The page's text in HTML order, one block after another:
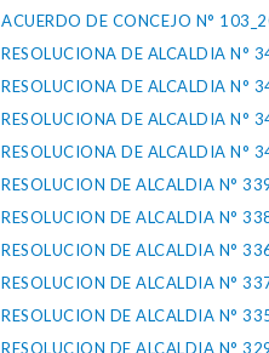
ACUERDO DE CONCEJO N°
RESOLUCIONA DE ALCALDIA N°
RESOLUCIONA DE ALCALDIA N°
RESOLUCIONA DE ALCALDIA N°
RESOLUCIONA DE ALCALDIA N°
RESOLUCION DE ALCALDIA N°
RESOLUCION DE ALCALDIA N°
RESOLUCION DE ALCALDIA N°
RESOLUCION DE ALCALDIA N°
RESOLUCION DE ALCALDIA N°
RESOLUCION DE ALCALDIA N°